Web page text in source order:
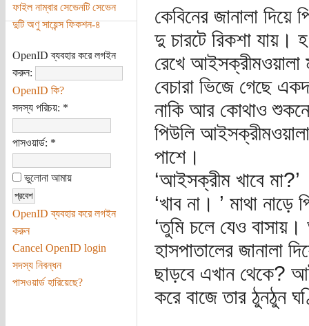
ফাইল নাম্বার সেভেনটি সেভেন
দুটি অণু সায়েন্স ফিকশন-৪
OpenID ব্যবহার করে লগইন
করুন:
OpenID কি?
সদস্য পরিচয়: *
পাসওয়ার্ড: *
ভুলোনা আমায়
OpenID ব্যবহার করে লগইন
করুন
Cancel OpenID login
সদস্য নিবন্ধন
পাসওয়ার্ড হারিয়েছে?
কেবিনের জানালা দিয়ে
দু চারটে রিকশা যায়।
রেখে আইসক্রীমওয়ালা
বেচারা ভিজে গেছে
নাকি আর কোথাও
পিউলি
পাশে।
‘আইসক্রীম খাবে মা?’
‘খাব না। ’ মাথা
‘তুমি চলে যেও
হাসপাতালের জানালা
ছাড়বে এখান থেকে?
করে বাজে তার ঠুনঠুন